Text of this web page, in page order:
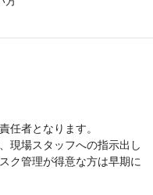
任者となります。
現場スタッフへの指⽰出し
ク管理が得意な方は早期に